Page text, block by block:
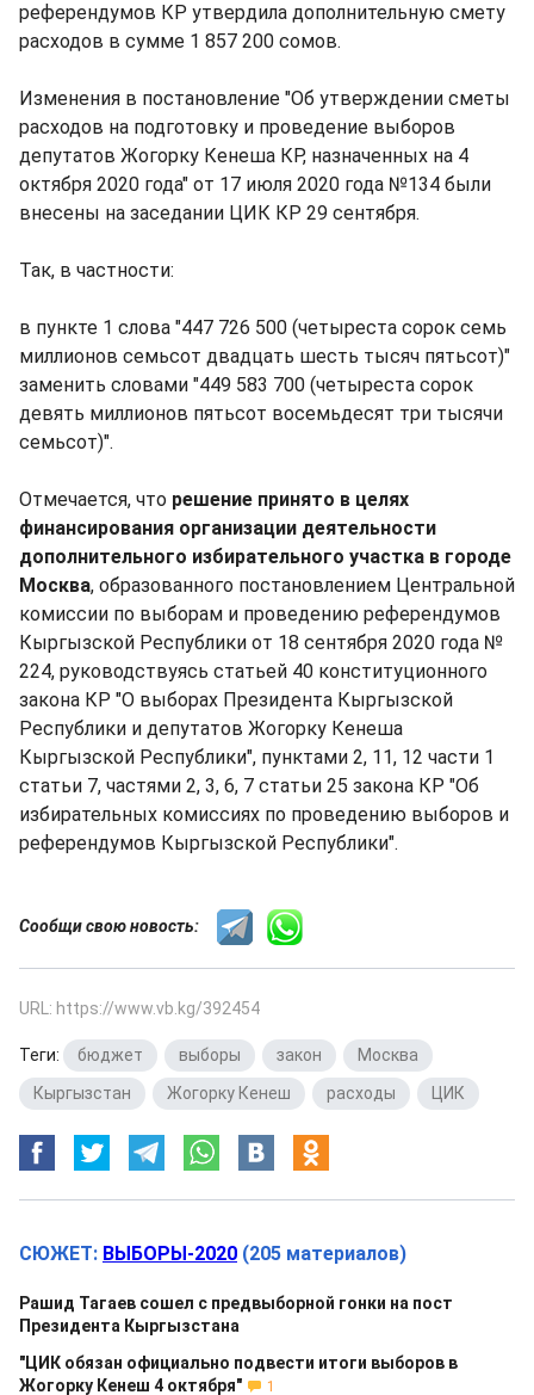
референдумов КР утвердила дополнительную смету
расходов в сумме 1 857 200 сомов.
Изменения в постановление "Об утверждении сметы
расходов на подготовку и проведение выборов
депутатов Жогорку Кенеша КР, назначенных на 4
октября 2020 года" от 17 июля 2020 года №134 были
внесены на заседании ЦИК КР 29 сентября.
Так, в частности:
в пункте 1 слова "447 726 500 (четыреста сорок семь
миллионов семьсот двадцать шесть тысяч пятьсот)"
заменить словами "449 583 700 (четыреста сорок
девять миллионов пятьсот восемьдесят три тысячи
семьсот)".
Отмечается, что решение принято в целях
финансирования организации деятельности
дополнительного избирательного участка в городе
Москва, образованного постановлением Центральной
комиссии по выборам и проведению референдумов
Кыргызской Республики от 18 сентября 2020 года №
224, руководствуясь статьей 40 конституционного
закона КР "О выборах Президента Кыргызской
Республики и депутатов Жогорку Кенеша
Кыргызской Республики", пунктами 2, 11, 12 части 1
статьи 7, частями 2, 3, 6, 7 статьи 25 закона КР "Об
избирательных комиссиях по проведению выборов и
референдумов Кыргызской Республики".
Сообщи свою новость:
URL: https://www.vb.kg/392454
Теги: бюджет выборы закон Москва
Кыргызстан
Жогорку Кенеш расходы ЦИК
СЮЖЕТ: ВЫБОРЫ-2020 (205 материалов)
Рашид Тагаев сошел с предвыборной гонки на пост
Президента Кыргызстана
"ЦИК обязан официально подвести итоги выборов в
Жогорку Кенеш 4 октября"
1